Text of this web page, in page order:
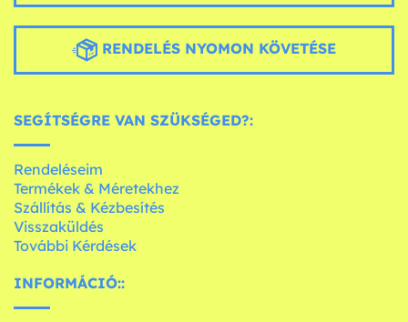
RENDELÉS NYOMON KÖVETÉSE
SEGÍTSÉGRE VAN SZÜKSÉGED?:
Rendeléseim
Termékek & Méretekhez
Szállítás & Kézbesítés
Visszaküldés
További Kérdések
INFORMÁCIÓ::